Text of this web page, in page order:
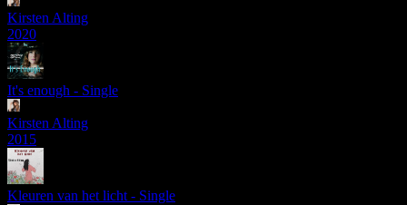
Kirsten Alting
2020
It's enough - Single
Kirsten Alting
2015
Kleuren van het licht - Single